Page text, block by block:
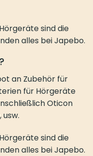
sind die
alles bei Japebo.
an Zubehör für
für Hörgeräte
Oticon
sind die
alles bei Japebo.